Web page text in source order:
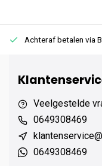
Achteraf betalen via
Veelgestelde
0649308469
0649308469